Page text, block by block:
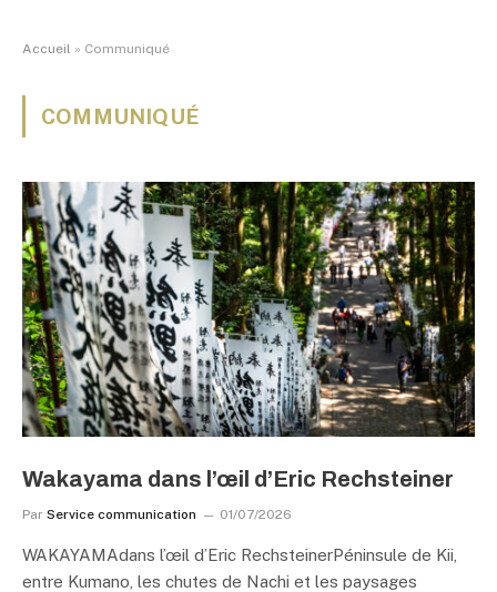
Accueil » Communiqué
COMMUNIQUÉ
Wakayama dans l’œil d’Eric Rechsteiner
Par Service communication 01/07/2026
WAKAYAMAdans l’œil d’Eric RechsteinerPéninsule de Kii,
entre Kumano, les chutes de Nachi et les paysages